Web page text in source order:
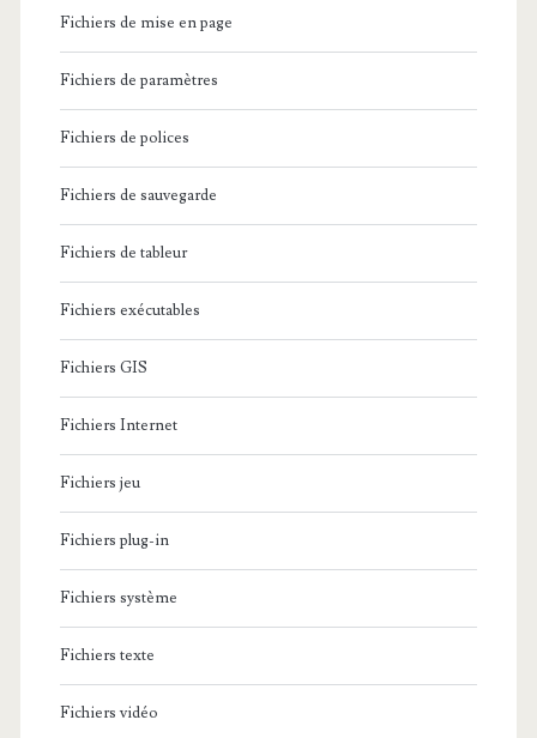
Fichiers de mise en page
Fichiers de paramètres
Fichiers de polices
Fichiers de sauvegarde
Fichiers de tableur
Fichiers exécutables
Fichiers GIS
Fichiers Internet
Fichiers jeu
Fichiers plug-in
Fichiers système
Fichiers texte
Fichiers vidéo